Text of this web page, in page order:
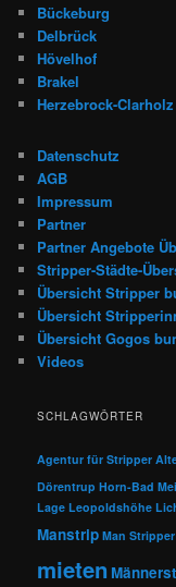
Bückeburg
Delbrück
Hövelhof
Brakel
Herzebrock-Clarholz
Datenschutz
AGB
Impressum
Partner
Partner Angebote
Stripper-Städte-
Übersicht Stripper
Übersicht
Übersicht Gogos
Videos
SCHLAGWÖRTER
Agentur für Stripper
Dörentrup Horn-Bad
Lage Leopoldshöhe
Manstrip Man Stripper
mieten